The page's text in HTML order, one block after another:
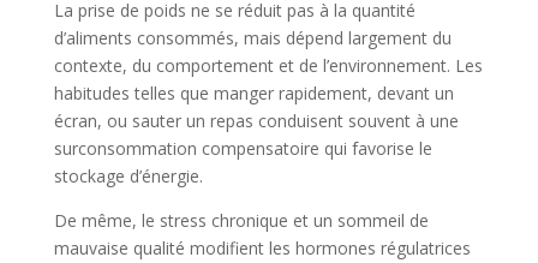
La prise de poids ne se réduit pas à la quantité
d’aliments consommés, mais dépend largement du
contexte, du comportement et de l’environnement. Les
habitudes telles que manger rapidement, devant un
écran, ou sauter un repas conduisent souvent à une
surconsommation compensatoire qui favorise le
stockage d’énergie.
De même, le stress chronique et un sommeil de
mauvaise qualité modifient les hormones régulatrices